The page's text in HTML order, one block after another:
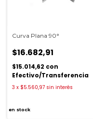
Curva Plana 90°
$16.682,91
$15.014,62 con
Efectivo/Transferencia
3 x $5.560,97 sin interés
en stock